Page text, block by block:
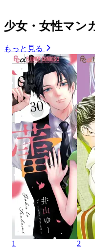
少女・女性マン
もっと見る
1 2